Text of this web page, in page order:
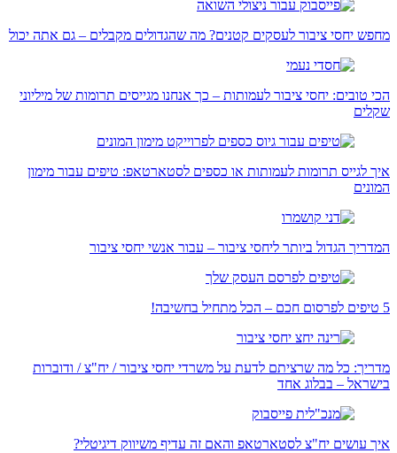
מחפש יחסי ציבור לעסקים קטנים? מה שהגדולים מקבלים – גם אתה יכול
הכי טובים: יחסי ציבור לעמותות – כך אנחנו מגייסים תרומות של מיליוני
שקלים
איך לגייס תרומות לעמותות או כספים לסטארטאפ: טיפים עבור מימון
המונים
המדריך הגדול ביותר ליחסי ציבור – עבור אנשי יחסי ציבור
5 טיפים לפרסום חכם – הכל מתחיל בחשיבה!
מדריך: כל מה שרציתם לדעת על משרדי יחסי ציבור / יח"צ / ודוברות
בישראל – בבלוג אחד
איך עושים יח"צ לסטארטאפ והאם זה עדיף משיווק דיגיטלי?